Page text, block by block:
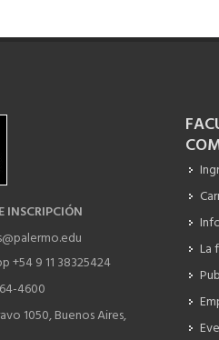
INSCRIPCIÓN
+54 9 11 38325424
4600
1050, Buenos Aires,
La